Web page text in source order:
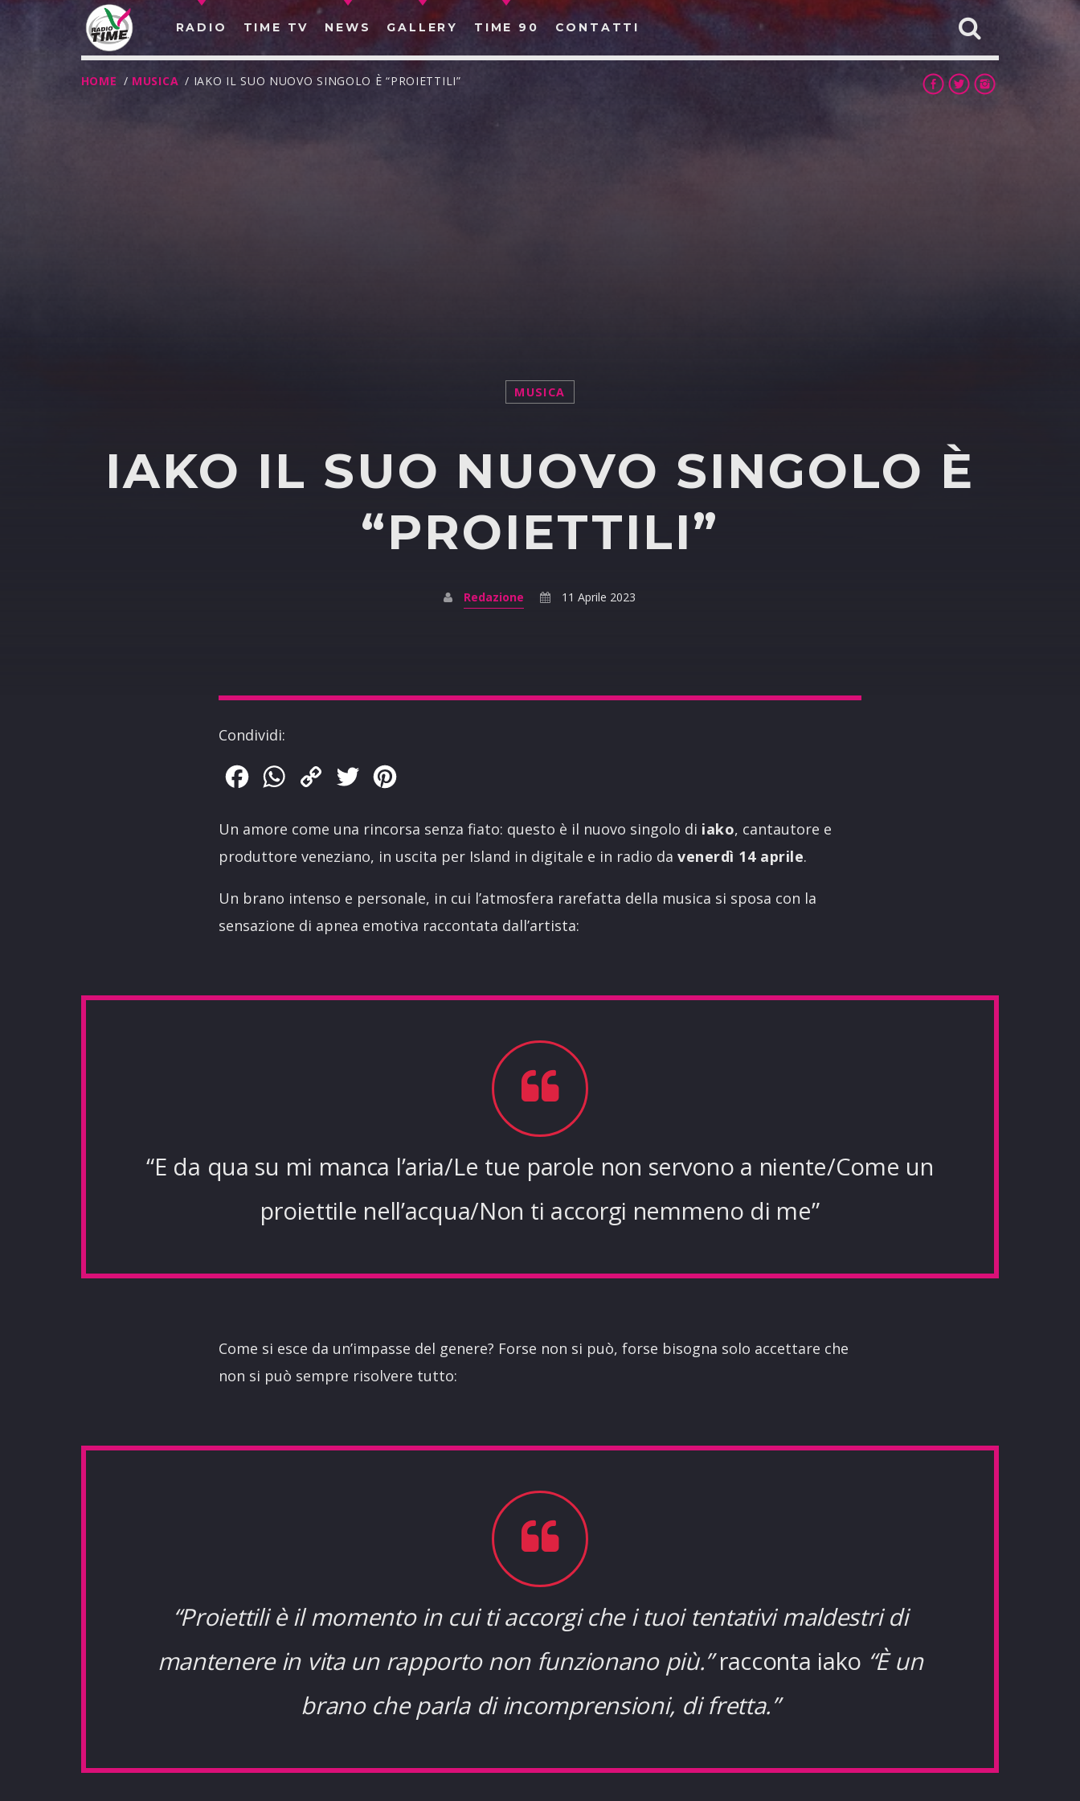
RADIO TIME TV NEWS GALLERY TIME 90 CONTATTI
HOME / MUSICA / IAKO IL SUO NUOVO SINGOLO È “PROIETTILI”
MUSICA
IAKO IL SUO NUOVO SINGOLO È
“PROIETTILI”
Redazione 11 Aprile 2023
Condividi:
FacebookWhatsApp
Copy
Twitter
Un amore come una rincorsa senza fiato: questo è il nuovo singolo di iako, cantautore e
produttore veneziano, in uscita per Island in digitale e in radio davenerdì 14 aprile.
Un brano intenso e personale, in cui l’atmosfera rarefatta della musica si sposa con la
sensazione di apnea emotiva raccontata dall’artista:
“E da qua su mi manca l’aria/Le tue parole non servono a niente/Come un
proiettile nell’acqua/Non ti accorgi nemmeno di me”
Come si esce da un’impasse del genere? Forse non si può, forse bisogna solo accettare che
non si può sempre risolvere tutto:
“Proiettili è il momento in cui ti accorgi che i tuoi tentativi maldestri di
mantenere in vita un rapporto non funzionano più.”racconta iako “È un
brano che parla di incomprensioni, di fretta.”